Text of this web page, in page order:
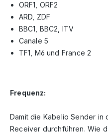
ORF1, ORF2
ARD, ZDF
BBC1, BBC2, ITV
Canale 5
TF1, M6 und France 2
Frequenz:
Damit die Kabelio Sender in
Receiver durchführen. Wie